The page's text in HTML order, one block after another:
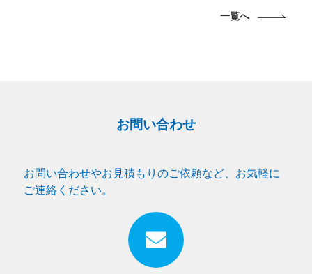
一覧へ
お問い合わせ
お問い合わせやお見積もりのご依頼など、お気軽に
ご連絡ください。